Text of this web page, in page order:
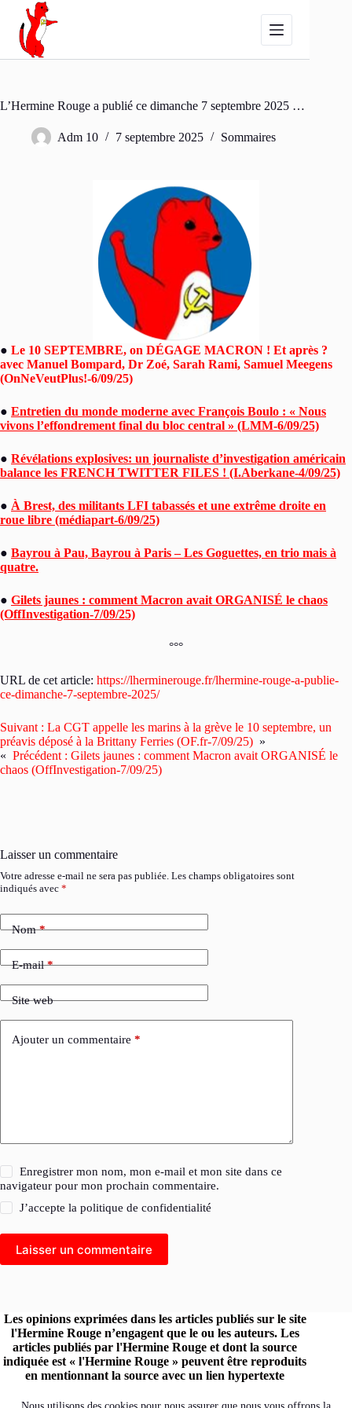
Passer
contenu
L’Hermine Rouge a publié ce dimanche 7 septembre 2025 …
Adm 10 7 septembre 2025 Sommaires
● Le 10 SEPTEMBRE, on DÉGAGE MACRON ! Et après ?
avec Manuel Bompard, Dr Zoé, Sarah Rami, Samuel Meegens
(OnNeVeutPlus!-6/09/25)
● Entretien du monde moderne avec François Boulo : « Nous
vivons l’effondrement final du bloc central » (LMM-6/09/25)
● Révélations explosives: un journaliste d’investigation américain
balance les FRENCH TWITTER FILES ! (I.Aberkane-4/09/25)
● À Brest, des militants LFI tabassés et une extrême droite en
roue libre (médiapart-6/09/25)
● Bayrou à Pau, Bayrou à Paris – Les Goguettes, en trio mais à
quatre.
● Gilets jaunes : comment Macron avait ORGANISÉ le chaos
(OffInvestigation-7/09/25)
°°°
URL de cet article: https://lherminerouge.fr/lhermine-rouge-a-publie-
ce-dimanche-7-septembre-2025/
Suivant : La CGT appelle les marins à la grève le 10 septembre, un
préavis déposé à la Brittany Ferries (OF.fr-7/09/25) »
« Précédent : Gilets jaunes : comment Macron avait ORGANISÉ le
chaos (OffInvestigation-7/09/25)
Laisser un commentaire
Votre adresse e-mail ne sera pas publiée. Les champs obligatoires sont
indiqués avec *
Nom*
E-mail*
Site web
Ajouter un commentaire *
Enregistrer mon nom, mon e-mail et mon site dans ce
navigateur pour mon prochain commentaire.
J’accepte lapolitique de confidentialité
Laisser un commentaire
Les opinions exprimées dans les articles publiés sur le site
l'Hermine Rouge n’engagent que le ou les auteurs. Les
articles publiés par l'Hermine Rouge et dont la source
indiquée est « l'Hermine Rouge » peuvent être reproduits
en mentionnant la source avec un lien hypertexte
Retrouvez l'Hermine Rouge sur les réseaux :